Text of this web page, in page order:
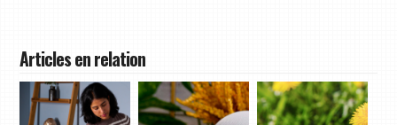
Articles en relation